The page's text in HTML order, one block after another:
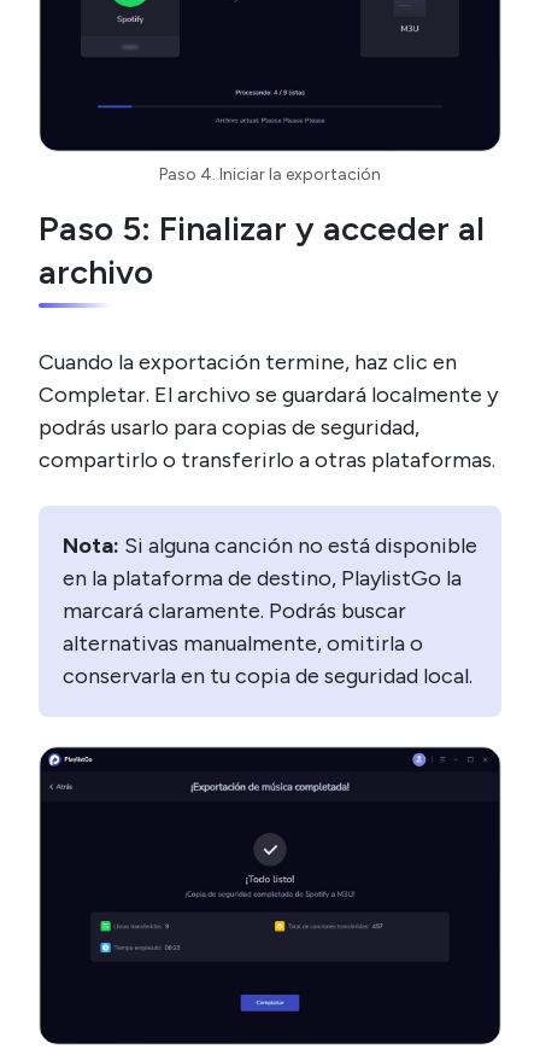
Paso 4. Iniciar la exportación
Paso 5: Finalizar y acceder al
archivo
Cuando la exportación termine, haz clic en
Completar. El archivo se guardará localmente y
podrás usarlo para copias de seguridad,
compartirlo o transferirlo a otras plataformas.
Nota: Si alguna canción no está disponible
en la plataforma de destino, PlaylistGo la
marcará claramente. Podrás buscar
alternativas manualmente, omitirla o
conservarla en tu copia de seguridad local.